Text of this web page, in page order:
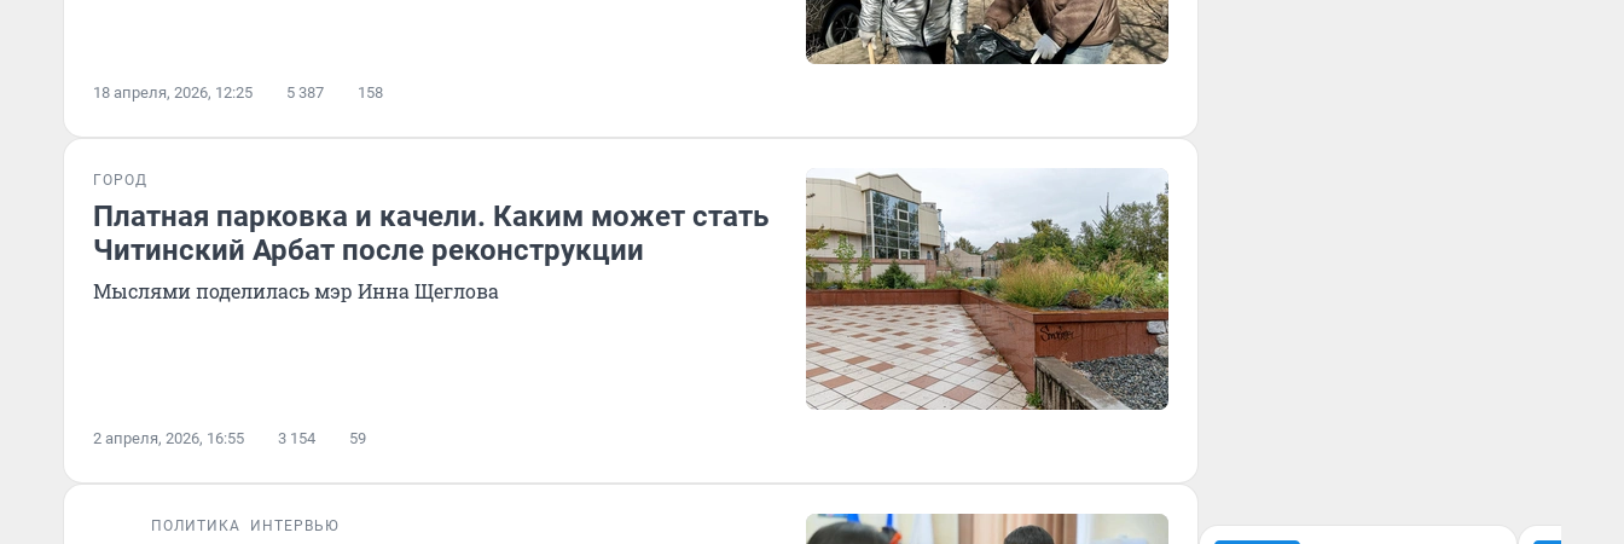
18 апреля, 2026, 12:25 5 387 158
ГОРОД
Платная парковка и качели. Каким может стать
Читинский Арбат после реконструкции
Мыслями поделилась мэр Инна Щеглова
2 апреля, 2026, 16:55 3 154 59
ПОЛИТИКА ИНТЕРВЬЮ